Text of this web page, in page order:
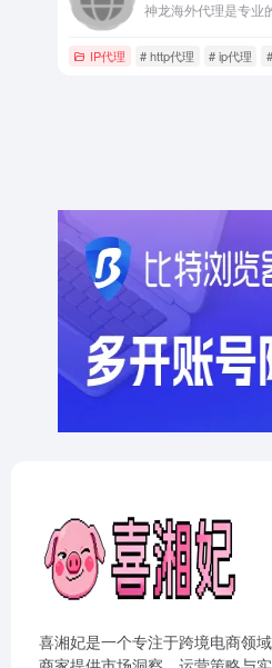
IP代理 # http代理 # ip代理
喜湘妃是一个专注于跨境电商领